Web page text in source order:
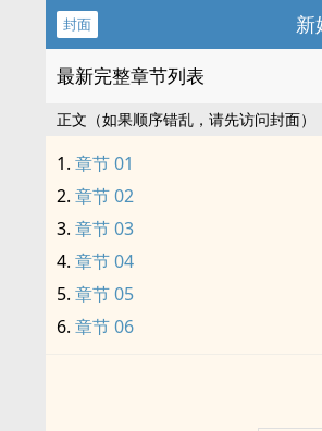
封面 新
最新完整章节列表
正文（如果顺序错乱，请先访问封面）
章节 01
章节 02
章节 03
章节 04
章节 05
章节 06